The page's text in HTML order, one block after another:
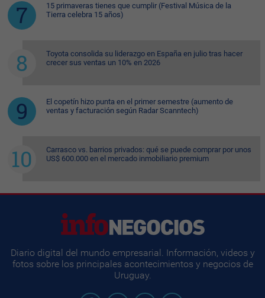
15 primaveras tienes que cumplir (Festival Música de la
Tierra celebra 15 años)
Toyota consolida su liderazgo en España en julio tras hacer
crecer sus ventas un 10% en 2026
El copetín hizo punta en el primer semestre (aumento de
ventas y facturación según Radar Scanntech)
Carrasco vs. barrios privados: qué se puede comprar por unos
US$ 600.000 en el mercado inmobiliario premium
Diario digital del mundo empresarial. Información, videos y
fotos sobre los principales acontecimientos y negocios de
Uruguay.